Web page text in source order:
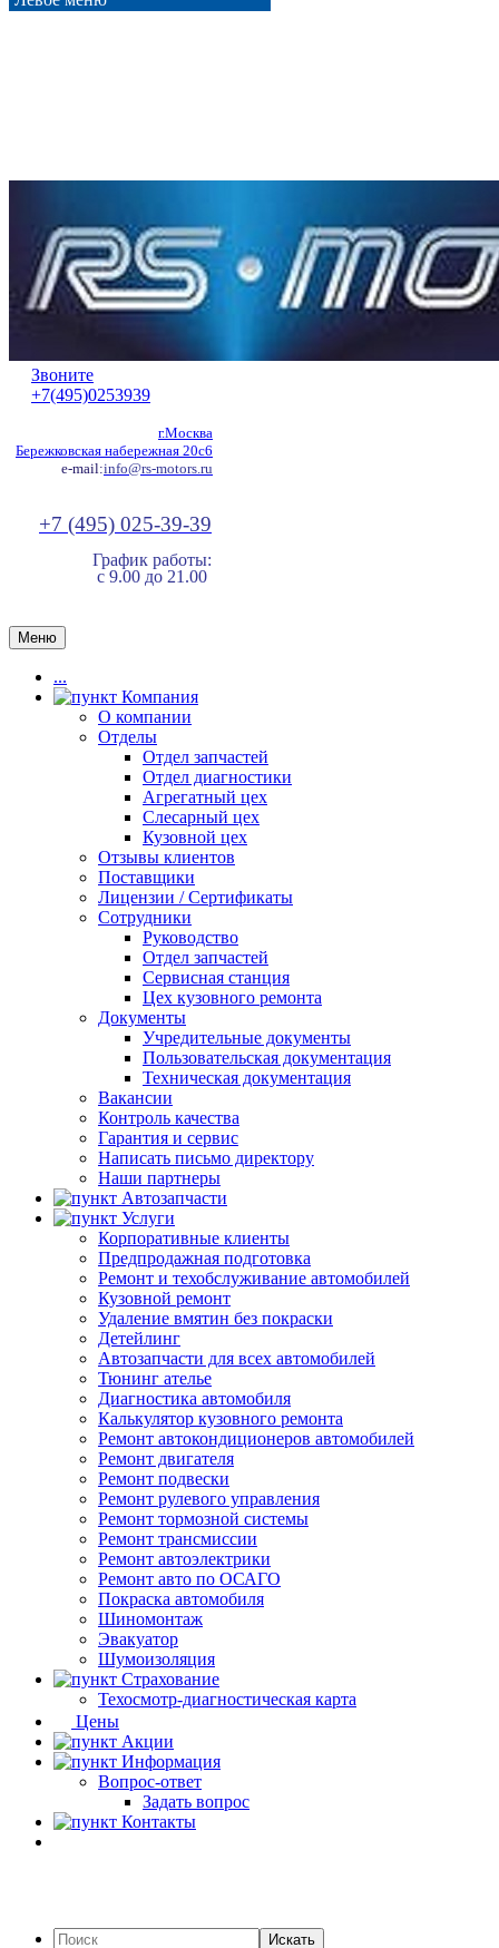
Звоните
+7(495)0253939
г.Москва
Бережковская набережная 20с6
e-mail:info@rs-motors.ru
+7 (495) 025-39-39
График работы:
с 9.00 до 21.00
Меню
...
Компания
О компании
Отделы
Отдел запчастей
Отдел диагностики
Агрегатный цех
Слесарный цех
Кузовной цех
Отзывы клиентов
Поставщики
Лицензии / Сертификаты
Сотрудники
Руководство
Отдел запчастей
Сервисная станция
Цех кузовного ремонта
Документы
Учредительные документы
Пользовательская документация
Техническая документация
Вакансии
Контроль качества
Гарантия и сервис
Написать письмо директору
Наши партнеры
Автозапчасти
Услуги
Корпоративные клиенты
Предпродажная подготовка
Ремонт и техобслуживание автомобилей
Кузовной ремонт
Удаление вмятин без покраски
Детейлинг
Автозапчасти для всех автомобилей
Тюнинг ателье
Диагностика автомобиля
Калькулятор кузовного ремонта
Ремонт автокондиционеров автомобилей
Ремонт двигателя
Ремонт подвески
Ремонт рулевого управления
Ремонт тормозной системы
Ремонт трансмиссии
Ремонт автоэлектрики
Ремонт авто по ОСАГО
Покраска автомобиля
Шиномонтаж
Эвакуатор
Шумоизоляция
Страхование
Техосмотр-диагностическая карта
Цены
Акции
Информация
Вопрос-ответ
Задать вопрос
Контакты
Искать